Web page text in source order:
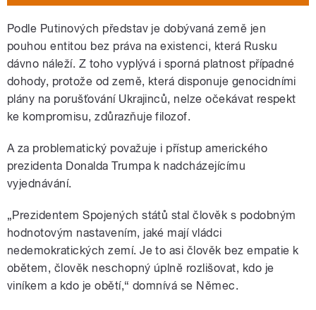
Podle Putinových představ je dobývaná země jen
pouhou entitou bez práva na existenci, která Rusku
dávno náleží. Z toho vyplývá i sporná platnost případné
dohody, protože od země, která disponuje genocidními
plány na porušťování Ukrajinců, nelze očekávat respekt
ke kompromisu, zdůrazňuje filozof.
A za problematický považuje i přístup amerického
prezidenta Donalda Trumpa k nadcházejícímu
vyjednávání.
„Prezidentem Spojených států stal člověk s podobným
hodnotovým nastavením, jaké mají vládci
nedemokratických zemí. Je to asi člověk bez empatie k
obětem, člověk neschopný úplně rozlišovat, kdo je
viníkem a kdo je obětí,“ domnívá se Němec.